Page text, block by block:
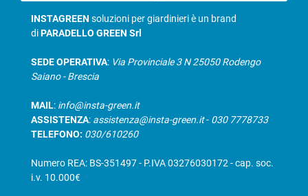
INSTAGREEN soluzioni per giardinieri è un brand
diPARADELLO GREEN Srl
SEDE OPERATIVA: Via Provinciale 3 N 25050 Rodengo
Saiano - Brescia
MAIL: info@insta-green.it
ASSISTENZA: assistenza@insta-green.it- 030 7778733
TELEFONO: 030/610260
Numero REA: BS-351497 - P.IVA 03276030172 - cap. soc.
i.v. 10.000€